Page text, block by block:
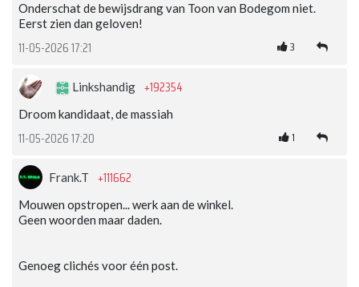
Onderschat de bewijsdrang van Toon van Bodegom niet.
Eerst zien dan geloven!
11-05-2026 17:21 3
Linkshandig +192354
Droom kandidaat, de massiah
11-05-2026 17:20 1
Frank.T +111662
Mouwen opstropen... werk aan de winkel.
Geen woorden maar daden.
Genoeg clichés voor één post.